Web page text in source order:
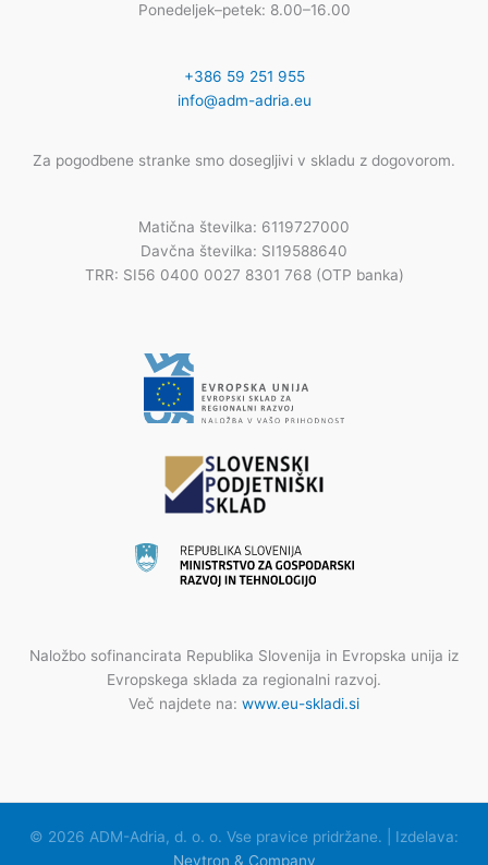
Ponedeljek–petek: 8.00–16.00
+386 59 251 955
info@adm-adria.eu
Za pogodbene stranke smo dosegljivi v skladu z dogovorom.
Matična številka: 6119727000
Davčna številka: SI19588640
TRR: SI56 0400 0027 8301 768 (OTP banka)
Naložbo sofinancirata Republika Slovenija in Evropska unija iz
Evropskega sklada za regionalni razvoj.
Več najdete na: www.eu-skladi.si
© 2026 ADM-Adria, d. o. o. Vse pravice pridržane. | Izdelava:
Nevtron & Company